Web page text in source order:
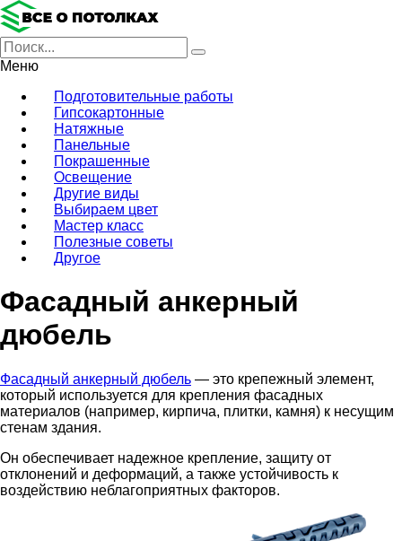
Меню
Подготовительные работы
Гипсокартонные
Натяжные
Панельные
Покрашенные
Освещение
Другие виды
Выбираем цвет
Мастер класс
Полезные советы
Другое
Фасадный анкерный
дюбель
Фасадный анкерный дюбель — это крепежный элемент,
который используется для крепления фасадных
материалов (например, кирпича, плитки, камня) к несущим
стенам здания.
Он обеспечивает надежное крепление, защиту от
отклонений и деформаций, а также устойчивость к
воздействию неблагоприятных факторов.